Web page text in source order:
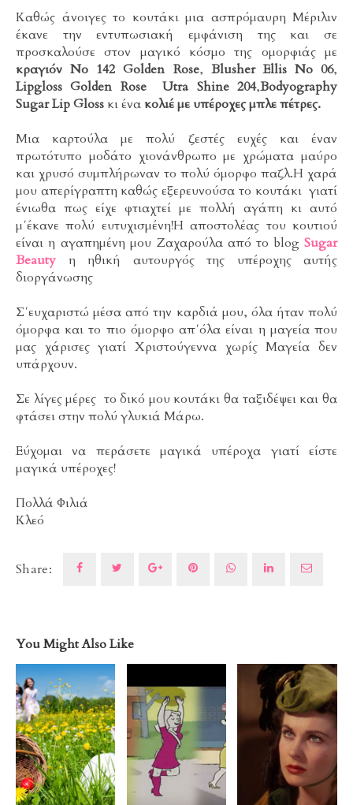
Καθώς άνοιγες το κουτάκι μια ασπρόμαυρη Μέριλιν
έκανε την εντυπωσιακή εμφάνιση της και σε
προσκαλούσε στον μαγικό κόσμο της ομορφιάς με
κραγιόν Νο 142 Golden Rose, Blusher Ellis No 06,
Lipgloss Golden Rose Utra Shine 204,Bodyography
Sugar Lip Glossκι ένακολιέ με υπέροχες μπλε πέτρες.
Μια καρτούλα με πολύ ζεστές ευχές και έναν
πρωτότυπο μοδάτο χιονάνθρωπο με χρώματα μαύρο
και χρυσό συμπλήρωναν το πολύ όμορφο παζλ.Η χαρά
μου απερίγραπτη καθώς εξερευνούσα το κουτάκι γιατί
ένιωθα πως είχε φτιαχτεί με πολλή αγάπη κι αυτό
μ΄έκανε πολύ ευτυχισμένη!Η αποστολέας του κουτιού
είναι η αγαπημένη μου Ζαχαρούλα από το blog Sugar
Beauty
η ηθική αυτουργός της υπέροχης αυτής
διοργάνωσης
Σ΄ευχαριστώ μέσα από την καρδιά μου, όλα ήταν πολύ
όμορφα και το πιο όμορφο απ΄όλα είναι η μαγεία που
μας χάρισες γιατί Χριστούγεννα χωρίς Μαγεία δεν
υπάρχουν.
Σε λίγες μέρες το δικό μου κουτάκι θα ταξιδέψει και θα
φτάσει στην πολύ γλυκιά Μάρω.
Εύχομαι να περάσετε μαγικά υπέροχα γιατί είστε
μαγικά υπέροχες!
Πολλά Φιλιά
Κλεό
Share:
You Might Also Like